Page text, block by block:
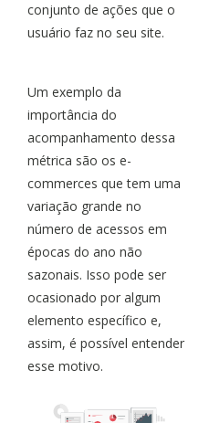
conjunto de ações que o
usuário faz no seu site.
Um exemplo da
importância do
acompanhamento dessa
métrica são os e-
commerces que tem uma
variação grande no
número de acessos em
épocas do ano não
sazonais. Isso pode ser
ocasionado por algum
elemento específico e,
assim, é possível entender
esse motivo.